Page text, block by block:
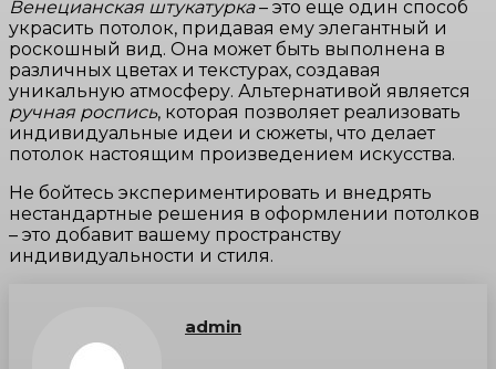
Венецианская штукатурка– это еще один способ
украсить потолок, придавая ему элегантный и
роскошный вид. Она может быть выполнена в
различных цветах и текстурах, создавая
уникальную атмосферу. Альтернативой является
ручная роспись, которая позволяет реализовать
индивидуальные идеи и сюжеты, что делает
потолок настоящим произведением искусства.
Не бойтесь экспериментировать и внедрять
нестандартные решения в оформлении потолков
– это добавит вашему пространству
индивидуальности и стиля.
admin